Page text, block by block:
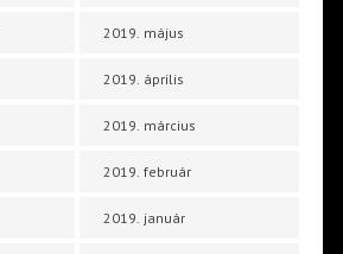
2019. május
2019. április
2019. március
2019. február
2019. január